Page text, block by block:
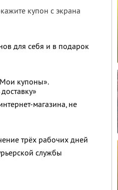
купон с экрана
для себя и в подарок
купоны».
магазина, не
трёх рабочих дней
службы